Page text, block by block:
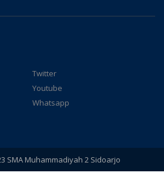
Twitter
Youtube
Whatsapp
SMA Muhammadiyah 2 Sidoarjo